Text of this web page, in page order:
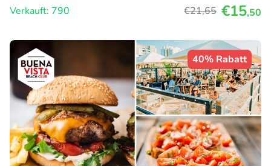
Verkauft: 790
€21,65 €15,50
40% Rabatt